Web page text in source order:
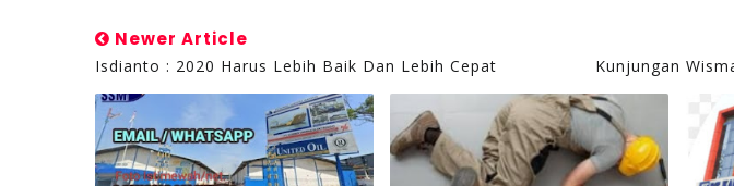
Newer Article
Isdianto : 2020 Harus Lebih Baik Dan Lebih Cepat Kunjungan